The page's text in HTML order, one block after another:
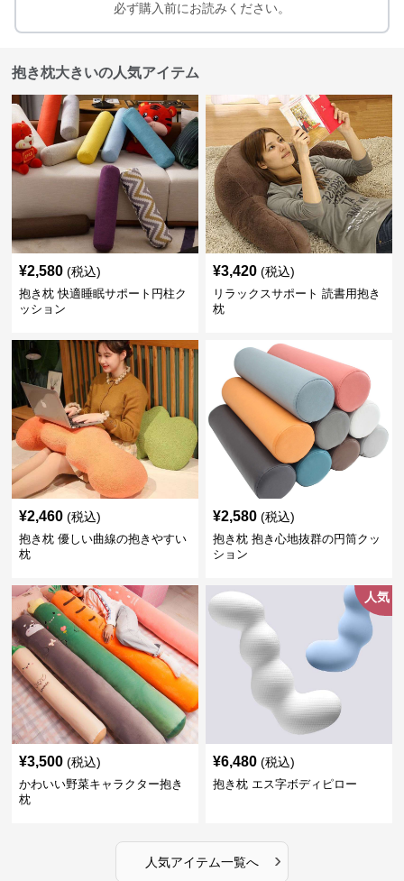
必ず購入前にお読みください。
抱き枕大きいの人気アイテム
¥2,580 (税込)
抱き枕 快適睡眠サポート円柱ク
ッション
¥3,420 (税込)
リラックスサポート 読書用抱き
枕
¥2,460 (税込)
抱き枕 優しい曲線の抱きやすい
枕
¥2,580 (税込)
抱き枕 抱き心地抜群の円筒クッ
ション
¥3,500 (税込)
かわいい野菜キャラクター抱き
枕
人気
¥6,480 (税込)
抱き枕 エス字ボディピロー
人気アイテム一覧へ ›